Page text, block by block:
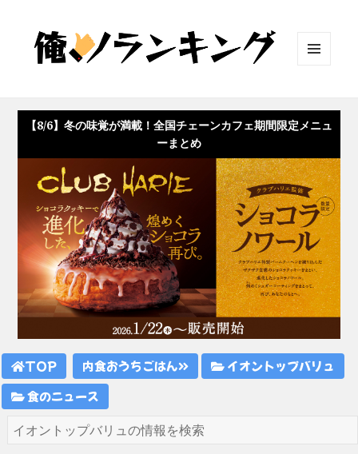
ット
【8/6】冬の味覚が満載！全国チェーンカフェ期間限定メニュ
ーまとめ
TOP 内食おうちごはん
イオントップバリュ
食のニュース